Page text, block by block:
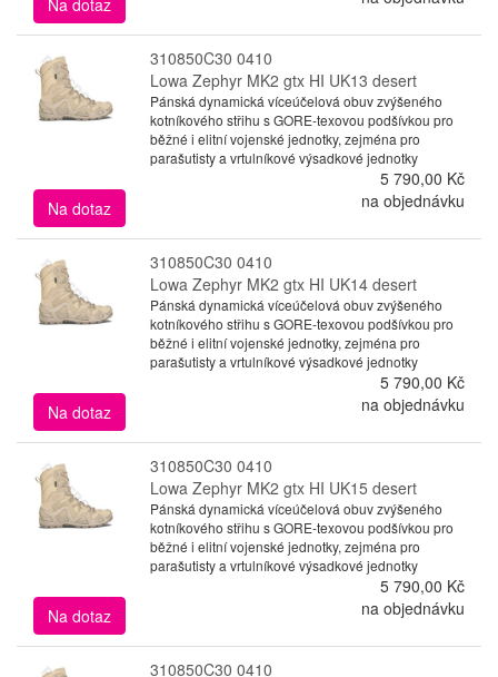
310850C30 0410
Lowa Zephyr MK2 gtx HI UK13 desert
Pánská dynamická víceúčelová obuv zvýšeného
kotníkového střihu s GORE-texovou podšívkou pro
běžné i elitní vojenské jednotky, zejména pro
parašutisty a vrtulníkové výsadkové jednotky
5 790,00 Kč
Na dotaz
na objednávku
310850C30 0410
Lowa Zephyr MK2 gtx HI UK14 desert
Pánská dynamická víceúčelová obuv zvýšeného
kotníkového střihu s GORE-texovou podšívkou pro
běžné i elitní vojenské jednotky, zejména pro
parašutisty a vrtulníkové výsadkové jednotky
5 790,00 Kč
Na dotaz
na objednávku
310850C30 0410
Lowa Zephyr MK2 gtx HI UK15 desert
Pánská dynamická víceúčelová obuv zvýšeného
kotníkového střihu s GORE-texovou podšívkou pro
běžné i elitní vojenské jednotky, zejména pro
parašutisty a vrtulníkové výsadkové jednotky
5 790,00 Kč
Na dotaz
na objednávku
310850C30 0410